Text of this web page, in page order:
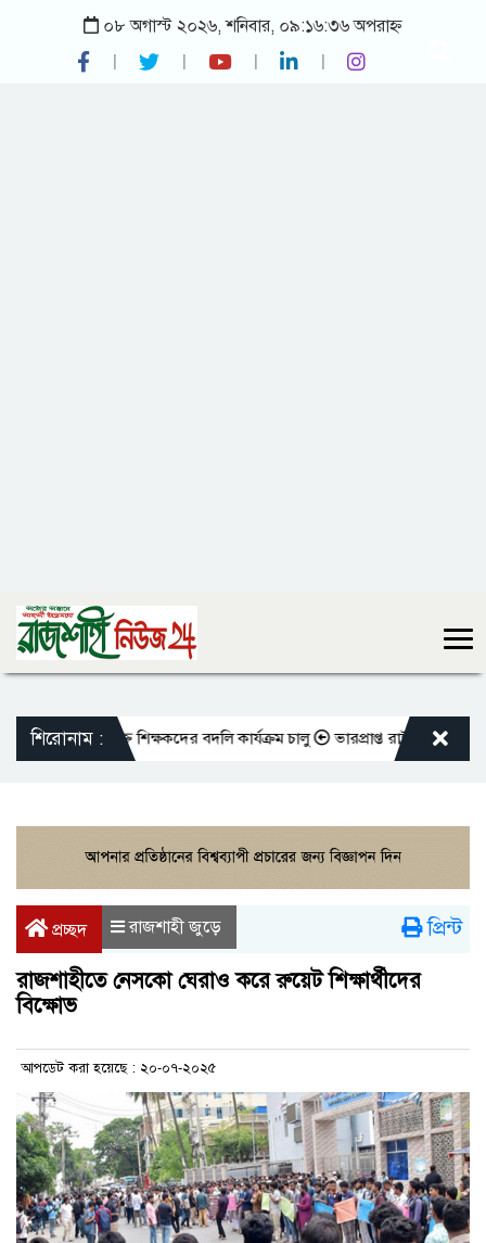
০৮ অগাস্ট ২০২৬, শনিবার, ০৯:১৬:৩৬ অপরাহ্ন
শিরোনাম :
এমপিওভুক্ত শিক্ষকদের বদলি কার্যক্রম চালু ভারপ্রাপ্ত রাষ্ট্রপতিকে শুভেচ্ছা
প্রচ্ছদ রাজশাহী জুড়ে প্রিন্ট
রাজশাহীতে নেসকো ঘেরাও করে রুয়েট শিক্ষার্থীদের
বিক্ষোভ
আপডেট করা হয়েছে : ২০-০৭-২০২৫